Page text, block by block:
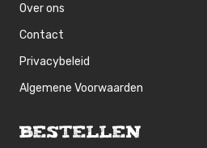
Over ons
Contact
Privacybeleid
Algemene Voorwaarden
Bestellen